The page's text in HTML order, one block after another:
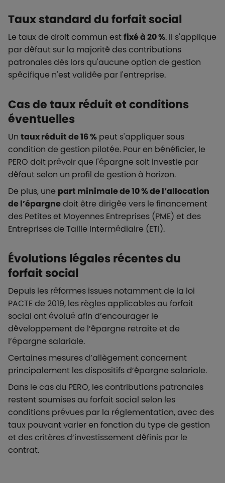
Taux standard du forfait social
Le taux de droit commun estfixé à 20 %. Il s'applique
par défaut sur la majorité des contributions
patronales dès lors qu'aucune option de gestion
spécifique n'est validée par l'entreprise.
Cas de taux réduit et conditions
éventuelles
Un taux réduit de 16 % peut s'appliquer sous
condition de gestion pilotée. Pour en bénéficier, le
PERO doit prévoir que l'épargne soit investie par
défaut selon un profil de gestion à horizon.
De plus, une part minimale de 10 % de l’allocation
de l’épargnedoit être dirigée vers le financement
des Petites et Moyennes Entreprises (PME) et des
Entreprises de Taille Intermédiaire (ETI).
Évolutions légales récentes du
forfait social
Depuis les réformes issues notamment de la loi
PACTE de 2019, les règles applicables au forfait
social ont évolué afin d’encourager le
développement de l’épargne retraite et de
l’épargne salariale.
Certaines mesures d’allègement concernent
principalement les dispositifs d’épargne salariale.
Dans le cas du PERO, les contributions patronales
restent soumises au forfait social selon les
conditions prévues par la réglementation, avec des
taux pouvant varier en fonction du type de gestion
et des critères d’investissement définis par le
contrat.